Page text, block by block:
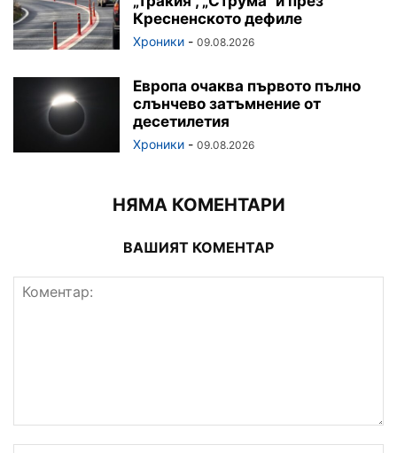
Кресненското дефиле
Хроники - 09.08.2026
Европа очаква първото пълно
слънчево затъмнение от
десетилетия
Хроники - 09.08.2026
НЯМА КОМЕНТАРИ
ВАШИЯТ КОМЕНТАР